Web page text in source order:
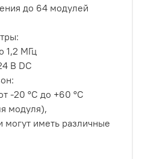
до 64 модулей
1,2 МГц
В DC
-20 °C до +60 °C
модуля),
иметь различные